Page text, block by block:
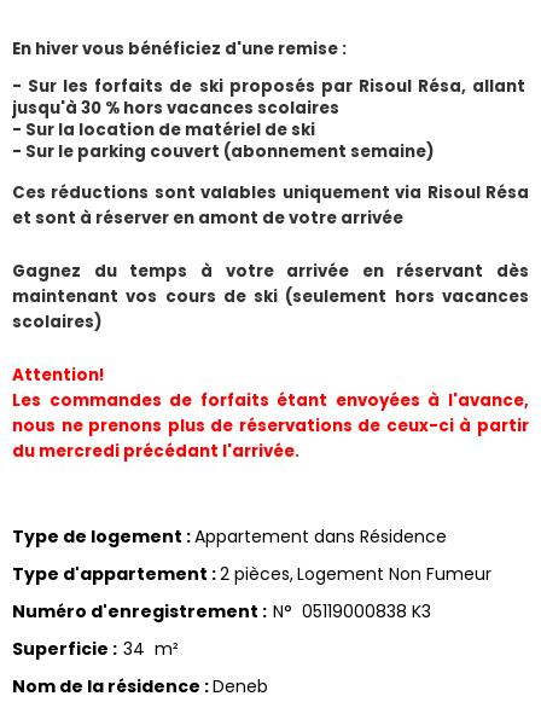
En hiver vous bénéficiez d'une remise :
- Sur les forfaits de ski proposés par Risoul Résa, allant
jusqu'à 30 % hors vacances scolaires
- Sur la location de matériel de ski
- Sur le parking couvert (abonnement semaine)
​Ces réductions sont valables uniquement via Risoul Résa
et sont à réserver en amont de votre arrivée
Gagnez du temps à votre arrivée en réservant dès
maintenant vos cours de ski (seulement hors vacances
scolaires)
Attention!
Les commandes de forfaits étant envoyées à l'avance,
nous ne prenons plus de réservations de ceux-ci à partir
du mercredi précédant l'arrivée.
Type de logement :Appartement dans Résidence
Type d'appartement :2 pièces Logement Non Fumeur
Numéro d'enregistrement : N° 05119000838 K3
Superficie : 34 m²
Nom de la résidence :Deneb